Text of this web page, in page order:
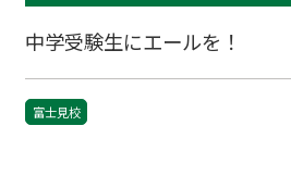
中学受験生にエールを！
富士見校